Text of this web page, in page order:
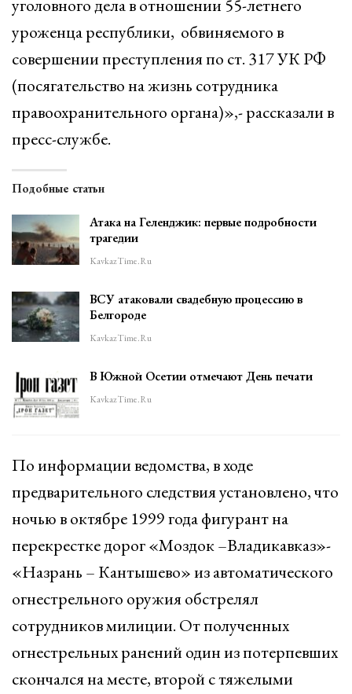
уголовного дела в отношении 55-летнего
уроженца республики, обвиняемого в
совершении преступления по ст. 317 УК РФ
(посягательство на жизнь сотрудника
правоохранительного органа)»,- рассказали в
пресс-службе.
Подобные статьи
Атака на Геленджик: первые подробности
трагедии
KavkazTime.ru
ВСУ атаковали свадебную процессию в
Белгороде
KavkazTime.ru
В Южной Осетии отмечают День печати
KavkazTime.ru
По информации ведомства, в ходе
предварительного следствия установлено, что
ночью в октябре 1999 года фигурант на
перекрестке дорог «Моздок –Владикавказ»-
«Назрань – Кантышево» из автоматического
огнестрельного оружия обстрелял
сотрудников милиции. От полученных
огнестрельных ранений один из потерпевших
скончался на месте, второй с тяжелыми